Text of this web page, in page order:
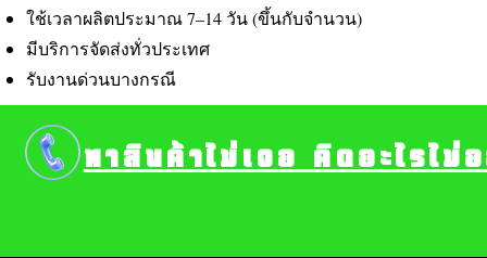
ใช้เวลาผลิตประมาณ 7–14 วัน (ขึ้นกับจำนวน)
มีบริการจัดส่งทั่วประเทศ
รับงานด่วนบางกรณี
หาสินค้าไม่เจอ คิดอะไรไ